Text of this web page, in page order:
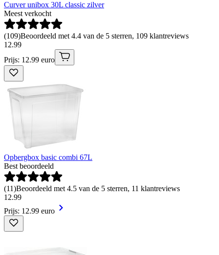
Curver unibox 30L classic zilver
Meest verkocht
(109)Beoordeeld met 4.4 van de 5 sterren, 109 klantreviews
12.99
Prijs: 12.99 euro
Opbergbox basic combi 67L
Best beoordeeld
(11)Beoordeeld met 4.5 van de 5 sterren, 11 klantreviews
12.99
Prijs: 12.99 euro